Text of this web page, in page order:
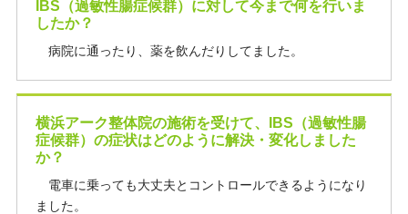
IBS（過敏性腸症候群）に対して今まで何を行いま
したか？
病院に通ったり、薬を飲んだりしてました。
横浜アーク整体院の施術を受けて、IBS（過敏性腸
症候群）の症状はどのように解決・変化しました
か？
電車に乗っても大丈夫とコントロールできるようになり
ました。